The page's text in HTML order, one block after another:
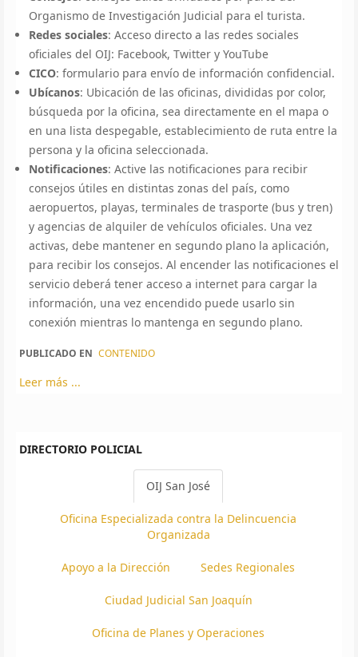
Organismo de Investigación Judicial para el turista.
Redes sociales: Acceso directo a las redes sociales
oficiales del OIJ: Facebook, Twitter y YouTube
CICO: formulario para envío de información confidencial.
Ubícanos: Ubicación de las oficinas, divididas por color,
búsqueda por la oficina, sea directamente en el mapa o
en una lista despegable, establecimiento de ruta entre la
persona y la oficina seleccionada.
Notificaciones: Active las notificaciones para recibir
consejos útiles en distintas zonas del país, como
aeropuertos, playas, terminales de trasporte (bus y tren)
y agencias de alquiler de vehículos oficiales. Una vez
activas, debe mantener en segundo plano la aplicación,
para recibir los consejos. Al encender las notificaciones el
servicio deberá tener acceso a internet para cargar la
información, una vez encendido puede usarlo sin
conexión mientras lo mantenga en segundo plano.
PUBLICADO EN CONTENIDO
Leer más ...
DIRECTORIO POLICIAL
OIJ San José
Oficina Especializada contra la Delincuencia
Organizada
Apoyo a la Dirección Sedes Regionales
Ciudad Judicial San Joaquín
Oficina de Planes y Operaciones